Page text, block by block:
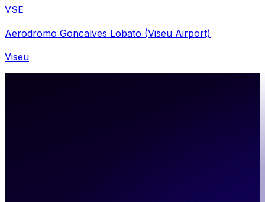
VSE
Aerodromo Goncalves Lobato (Viseu Airport)
Viseu